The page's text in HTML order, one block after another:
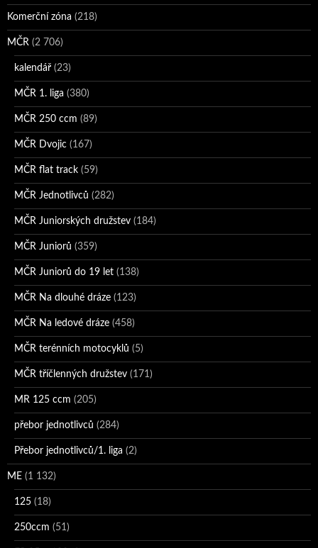
Komerční zóna (218)
MČR (2 706)
kalendář (23)
MČR 1. liga (380)
MČR 250 ccm (89)
MČR Dvojic (167)
MČR flat track (59)
MČR Jednotlivců (282)
MČR Juniorských družstev (184)
MČR Juniorů (359)
MČR Juniorů do 19 let (138)
MČR Na dlouhé dráze (123)
MČR Na ledové dráze (458)
MČR terénních motocyklů (5)
MČR tříčlenných družstev (171)
MR 125 ccm (205)
přebor jednotlivců (284)
Přebor jednotlivců/1. liga (2)
ME (1 132)
125 (18)
250ccm (51)